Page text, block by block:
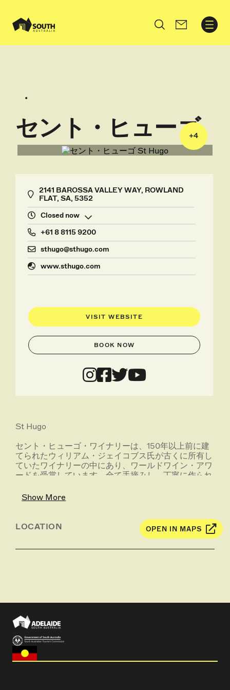
Search
セント・ヒューゴ
+4
2141 BAROSSA VALLEY WAY, ROWLAND
FLAT, SA, 5352
Closed now
+61 8 8115 9200
sthugo@sthugo.com
www.sthugo.com
VISIT WEBSITE
BOOK NOW
St Hugo
セント・ヒューゴ・ワイナリーは、150年以上前に建
てられたウィリアム・ジェイコブス氏が古くに所有し
ていたワイナリーの中にあり、ワールドワイン・アワ
ードを受賞しています。全て手摘みし、丁寧に作られ
た、ワイナリー内にあるレストランでは、素晴らしい
お料理をお楽しみいただけます。
Show More
LOCATION OPEN IN MAPS